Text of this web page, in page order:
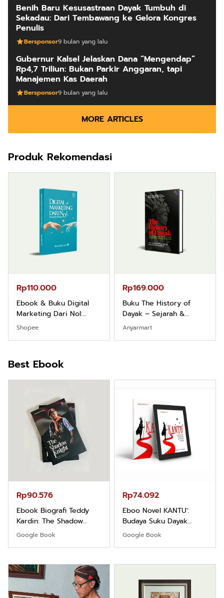
Benih Baru Kesusastraan Dayak Tumbuh di
Sekadau: Dari Tembawang ke Gelora Kongres
Penulis
Bersponsor9 bulan yang lalu
Gubernur Kalsel Jelaskan Dana “Mengendap”
Rp4,7 Triliun: Bukan Parkir Anggaran, tapi
Manajemen Kas Daerah
Bersponsor9 bulan yang lalu
MORE ARTICLES
Produk Rekomendasi
Rp110.000
Ebook & Buku Digital
Marketing Dari Nol:
Fondasi & Mindset untuk
Pemula
Shopee
Rp169.000
Buku The History of
Dayak – Sejarah &
Identitas Borneo Asli
Anyarmart
Best Ebook
Rp90.576
Ebook Biografi Teddy
Kardin: The Shadow
Khight |
Google Book
Rp74.092
Eboo Novel KANTU':
Budaya Suku Dayak
Borneo
Google Book